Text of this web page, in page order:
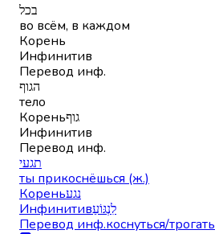
בכל
во всём, в каждом
Корень
Инфинитив
Перевод инф.
הגוף
тело
Кореньגוף
Инфинитив
Перевод инф.
תגעי
ты прикоснёшься (ж.)
Кореньנגע
Инфинитивלִנְגּוֹעַ
Перевод инф.коснуться/трогать